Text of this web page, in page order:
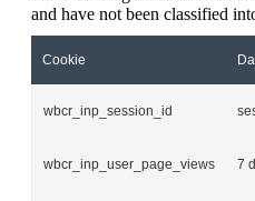
and have not been classified
Cookie
wbcr_inp_session_id
wbcr_inp_user_page_views 7